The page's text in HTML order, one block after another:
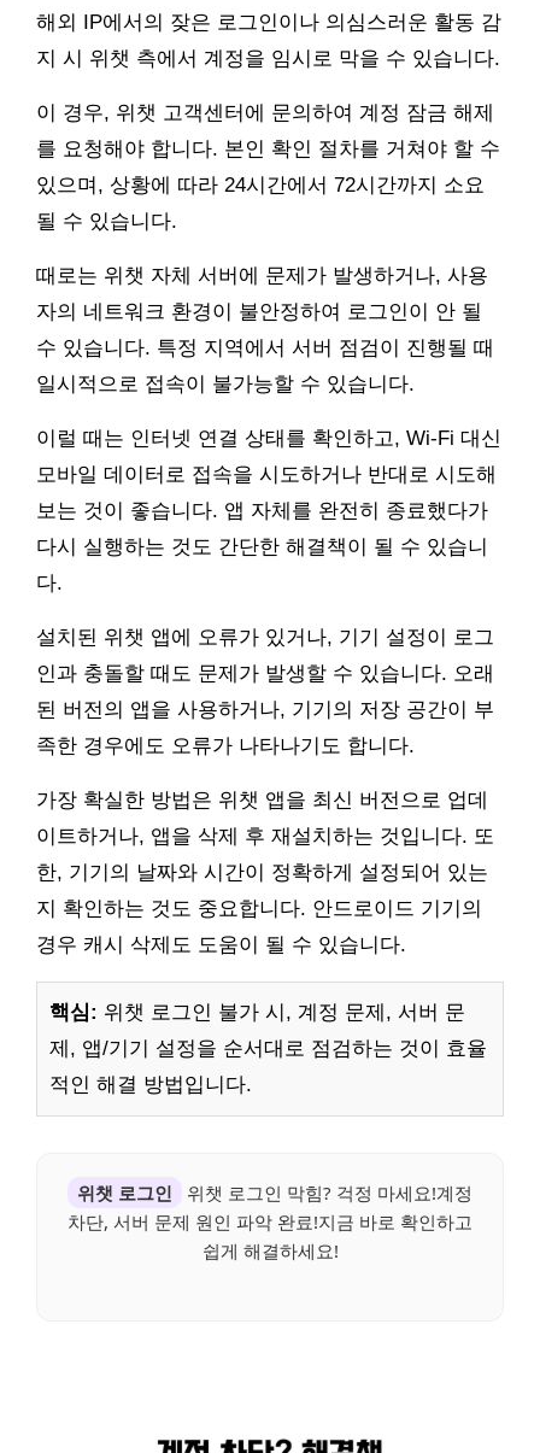
해외 IP에서의 잦은 로그인이나 의심스러운 활동 감
지 시 위챗 측에서 계정을 임시로 막을 수 있습니다.
이 경우, 위챗 고객센터에 문의하여 계정 잠금 해제
를 요청해야 합니다. 본인 확인 절차를 거쳐야 할 수
있으며, 상황에 따라 24시간에서 72시간까지 소요
될 수 있습니다.
때로는 위챗 자체 서버에 문제가 발생하거나, 사용
자의 네트워크 환경이 불안정하여 로그인이 안 될
수 있습니다. 특정 지역에서 서버 점검이 진행될 때
일시적으로 접속이 불가능할 수 있습니다.
이럴 때는 인터넷 연결 상태를 확인하고, Wi-Fi 대신
모바일 데이터로 접속을 시도하거나 반대로 시도해
보는 것이 좋습니다. 앱 자체를 완전히 종료했다가
다시 실행하는 것도 간단한 해결책이 될 수 있습니
다.
설치된 위챗 앱에 오류가 있거나, 기기 설정이 로그
인과 충돌할 때도 문제가 발생할 수 있습니다. 오래
된 버전의 앱을 사용하거나, 기기의 저장 공간이 부
족한 경우에도 오류가 나타나기도 합니다.
가장 확실한 방법은 위챗 앱을 최신 버전으로 업데
이트하거나, 앱을 삭제 후 재설치하는 것입니다. 또
한, 기기의 날짜와 시간이 정확하게 설정되어 있는
지 확인하는 것도 중요합니다. 안드로이드 기기의
경우 캐시 삭제도 도움이 될 수 있습니다.
핵심: 위챗 로그인 불가 시, 계정 문제, 서버 문
제, 앱/기기 설정을 순서대로 점검하는 것이 효율
적인 해결 방법입니다.
위챗 로그인
위챗 로그인 막힘? 걱정 마세요!계정
차단, 서버 문제 원인 파악 완료!지금 바로 확인하고
쉽게 해결하세요!